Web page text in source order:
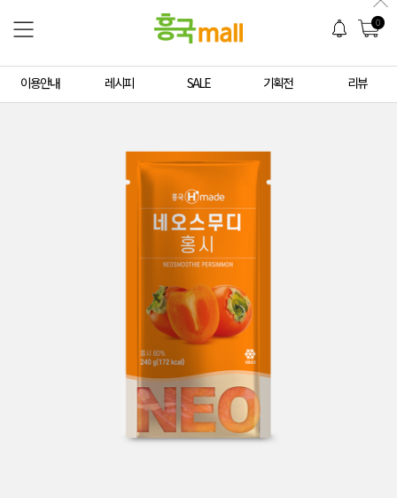
0
이용안내 레시피 SALE 기획전 리뷰